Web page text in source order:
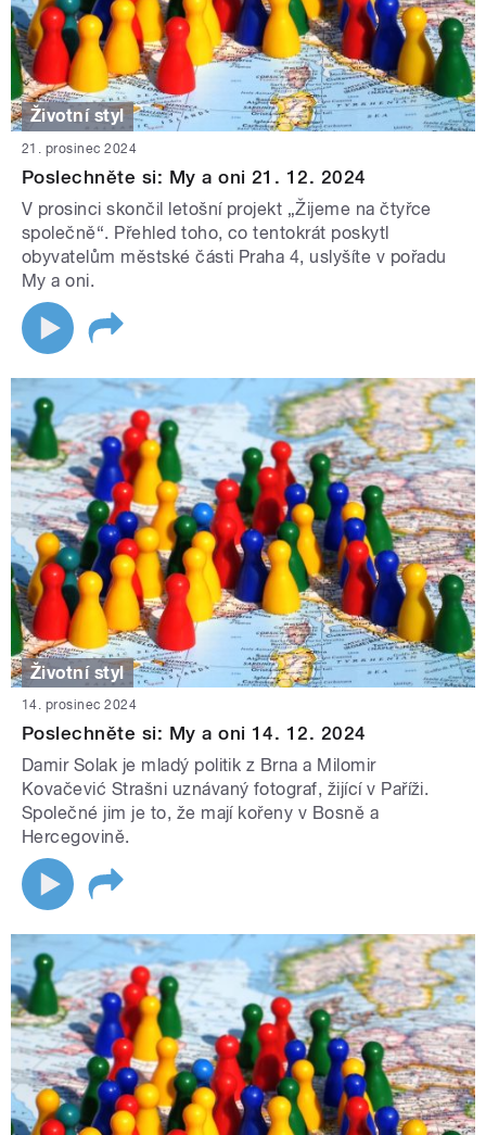
Životní styl
21. prosinec 2024
Poslechněte si: My a oni 21. 12. 2024
V prosinci skončil letošní projekt „Žijeme na čtyřce
společně“. Přehled toho, co tentokrát poskytl
obyvatelům městské části Praha 4, uslyšíte v pořadu
My a oni.
Životní styl
14. prosinec 2024
Poslechněte si: My a oni 14. 12. 2024
Damir Solak je mladý politik z Brna a Milomir
Kovačević Strašni uznávaný fotograf, žijící v Paříži.
Společné jim je to, že mají kořeny v Bosně a
Hercegovině.